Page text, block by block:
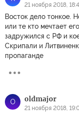
21 ноября 2018,
Восток дело тонкое.
или те кто мечтает
задружился с РФ и
Скрипали и
пропаганде
O oldmajor
21 ноября 2018,